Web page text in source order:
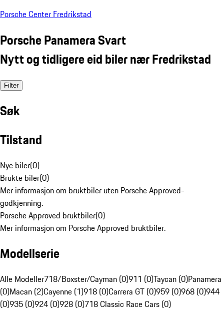
Porsche Center Fredrikstad
Porsche Panamera Svart
Nytt og tidligere eid biler nær Fredrikstad
Filter
Søk
Tilstand
Nye biler(0)
Brukte biler(0)
Mer informasjon om bruktbiler uten Porsche Approved-
godkjenning.
Porsche Approved bruktbiler(0)
Mer informasjon om Porsche Approved bruktbiler.
Modellserie
Alle Modeller718/Boxster/Cayman (0)911 (0)Taycan (0)Panamera
(0)Macan (2)Cayenne (1)918 (0)Carrera GT (0)959 (0)968 (0)944
(0)935 (0)924 (0)928 (0)718 Classic Race Cars (0)